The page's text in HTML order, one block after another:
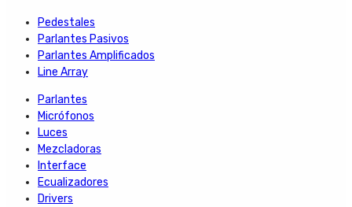
Pedestales
Parlantes Pasivos
Parlantes Amplificados
Line Array
Parlantes
Micrófonos
Luces
Mezcladoras
Interface
Ecualizadores
Drivers